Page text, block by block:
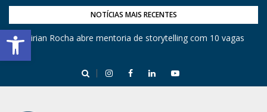
Barra de Ferramentas Aberta
NOTÍCIAS MAIS RECENTES
Mirian Rocha abre mentoria de storytelling com 10 vagas